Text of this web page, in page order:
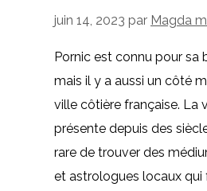
juin 14, 2023 par Magda
Pornic est connu pour sa
mais il y a aussi un côté
ville côtière française. La
présente depuis des
rare de trouver des
et astrologues locaux qui